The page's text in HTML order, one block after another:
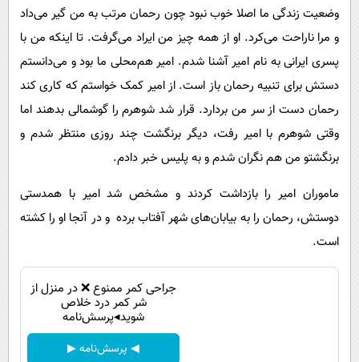
وضعیت زندگی ما اصلا خوب نبود چون رحمان مرتب به من گیر می‌داد
و مرا ناراحت می‌کرد. او از همه چیز من ایراد می‌گرفت. تا اینکه من با
پسری ایرانی به نام امیر آشنا شدم. امیر هم‌محلی ما بود و می‌دانستم
دستش برای تنبیه رحمان باز است. از امیر کمک خواستم که کاری کند
رحمان دست از سر من بردارد. قرار شد شوهرم را گوشمالی بدهند اما
وقتی شوهرم با امیر رفت، دیگر برنگشت چند روزی منتظر شدم و
برنگشتو من هم نگران شدم و به پلیس خبر دادم.
ماموران امیر را بازداشت کردند و مشخص شد امیر با همدستی
دوستش، رحمان را به بیابان‌های شهر آفتاب برده و در آنجا او را کشته
است.
جراحی کمر ممنوع ❌ در منزل از
شر کمر درد خلاص
شوید◂پرسش‌نامه
◀ پرسش‌نامه ▶